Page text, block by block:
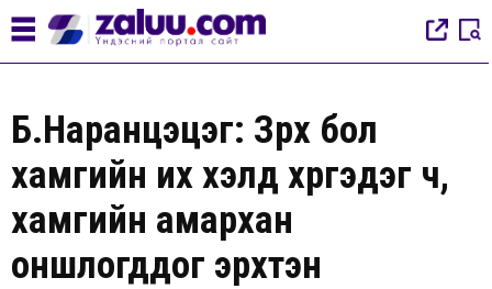
Б.Наранцэцэг: Зүрх бол
хамгийн их үхэлд хүргэдэг ч,
хамгийн амархан
оншлогддог эрхтэн